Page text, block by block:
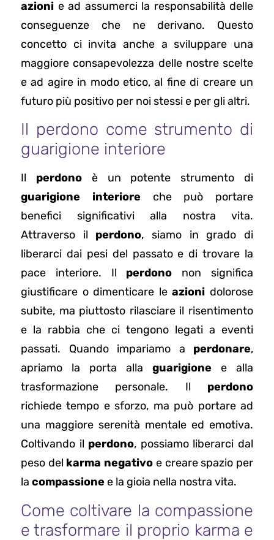
azioni e ad assumerci la responsabilità delle
conseguenze che ne derivano. Questo
concetto ci invita anche a sviluppare una
maggiore consapevolezza delle nostre scelte
e ad agire in modo etico, al fine di creare un
futuro più positivo per noi stessi e per gli altri.
Il perdono come strumento di
guarigione interiore
Il perdonoè un potente strumento di
guarigione interiore che può portare
benefici significativi alla nostra vita.
Attraverso il perdono, siamo in grado di
liberarci dai pesi del passato e di trovare la
pace interiore. Il perdono non significa
giustificare o dimenticare leazioni dolorose
subite, ma piuttosto rilasciare il risentimento
e la rabbia che ci tengono legati a eventi
passati. Quando impariamo a perdonare,
apriamo la porta alla guarigione e alla
trasformazione personale. Il perdono
richiede tempo e sforzo, ma può portare ad
una maggiore serenità mentale ed emotiva.
Coltivando il perdono, possiamo liberarci dal
peso del karma negativo e creare spazio per
la compassione e la gioia nella nostra vita.
Come coltivare la compassione
e trasformare il proprio karma e